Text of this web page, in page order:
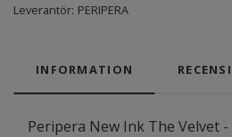
Leverantör: PERIPERA
INFORMATION
Peripera New Ink The Velvet